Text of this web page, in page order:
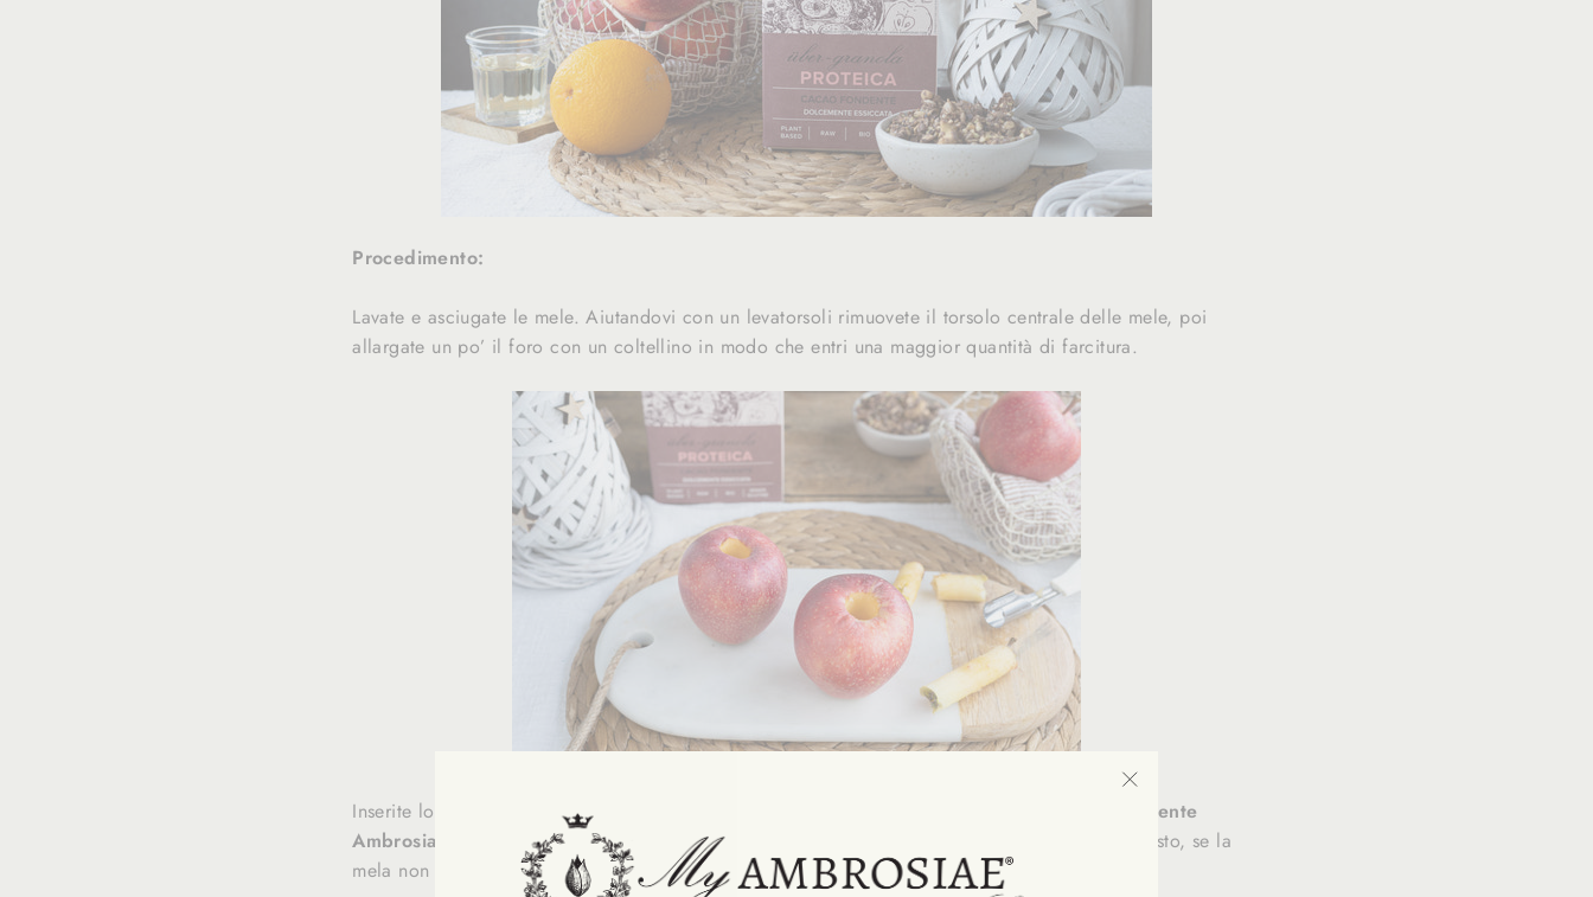
Procedimento:
Lavate e asciugate le mele. Aiutandovi con un levatorsoli rimuovete il torsolo centrale delle mele, poi
allargate un po’ il foro con un coltellino in modo che entri una maggior quantità di farcitura.
Inserite lo scarto interno della mela in una ciotola, unite la
Ubergranola Proteica Cacao Fondente
Ambrosiae
, la scorza di arancia e il pizzico di cannella. Mescolate bene inumidendo il composto, se la
mela non fosse molto umida potrete aggiungere anche uno o due cucchiai di acqua.
"Fermer
(Esc)"